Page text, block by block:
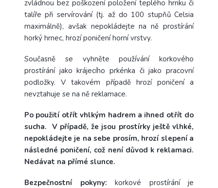
zvládnou bez poškození položení teplého hrnku či
talíře při servírování (tj. až do 100 stupňů Celsia
maximálně), avšak nepokládejte na ně prostírání
horký hrnec, hrozí poničení horní vrstvy.
Současně se vyhněte používání korkového
prostírání jako krájecího prkénka či jako pracovní
podložky. V takovém případě hrozí poničení a
nevztahuje se na ně reklamace.
Po použití otřít vhlkým hadrem a ihned otřít do
sucha. V případě, že jsou prostírky ještě vlhké,
nepokládejte je na sebe prosím, hrozí slepení a
následné poničení, což není důvod k reklamaci.
Nedávat na přímé slunce.
Bezpečnostní pokyny: korkové prostírání je